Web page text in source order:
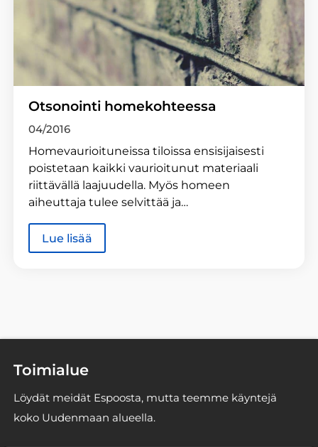
Otsonointi homekohteessa
04/2016
Homevaurioituneissa tiloissa ensisijaisesti
poistetaan kaikki vaurioitunut materiaali
riittävällä laajuudella. Myös homeen
aiheuttaja tulee selvittää ja…
Lue lisää
Toimialue
Löydät meidät Espoosta, mutta teemme käyntejä
koko Uudenmaan alueella.